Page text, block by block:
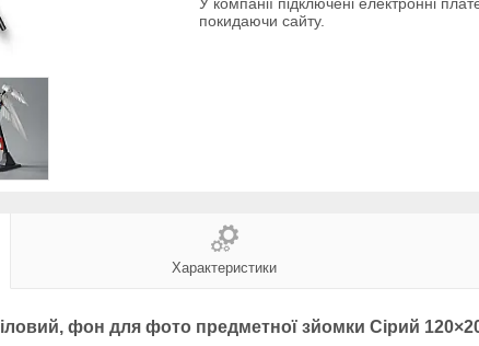
У компанії підключені електронні
покидаючи сайту.
Характеристики
фон для фото предметної зйомки Сірий